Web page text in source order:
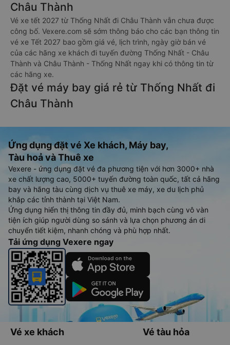
Châu Thành
Vé xe tết 2027 từ Thống Nhất đi Châu Thành vẫn chưa được
công bố. Vexere.com sẽ sớm thông báo cho các bạn thông tin
vé xe Tết 2027 bao gồm giá vé, lịch trình, ngày giờ bán vé
của các hãng xe khách đi tuyến đường Thống Nhất - Châu
Thành và Châu Thành - Thống Nhất ngay khi có thông tin từ
các hãng xe.
Đặt vé máy bay giá rẻ từ Thống Nhất đi
Châu Thành
Ứng dụng đặt vé Xe khách, Máy bay,
Tàu hoả và Thuê xe
Vexere - ứng dụng đặt vé đa phương tiện với hơn 3000+ nhà
xe chất lượng cao, 5000+ tuyến đường toàn quốc, tất cả hãng
bay và hãng tàu cùng dịch vụ thuê xe máy, xe du lịch phủ
khắp các tỉnh thành tại Việt Nam.
Ứng dụng hiển thị thông tin đầy đủ, minh bạch cùng vô vàn
tiện ích giúp người dùng so sánh và lựa chọn phương án di
chuyển tiết kiệm, nhanh chóng và phù hợp nhất.
Tải ứng dụng Vexere ngay
Vé xe khách Vé tàu hỏa